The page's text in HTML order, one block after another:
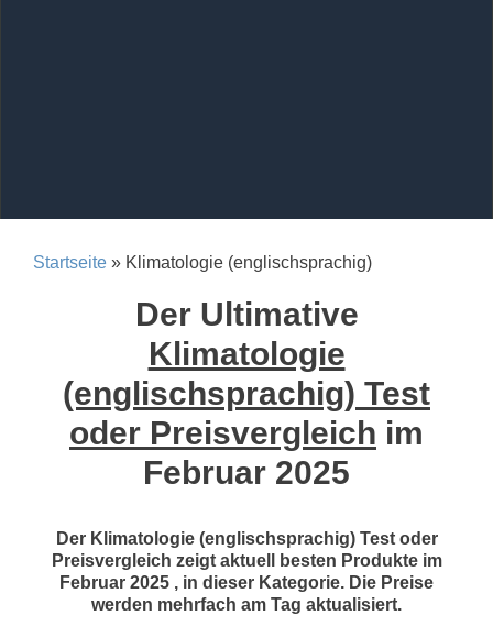
Startseite » Klimatologie (englischsprachig)
Der Ultimative
Klimatologie
(englischsprachig) Test
oder Preisvergleich im
Februar 2025
Der Klimatologie (englischsprachig) Test oder
Preisvergleich zeigt aktuell besten Produkte im
Februar 2025 , in dieser Kategorie. Die Preise
werden mehrfach am Tag aktualisiert.